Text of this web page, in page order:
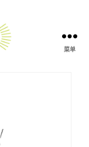
菜单